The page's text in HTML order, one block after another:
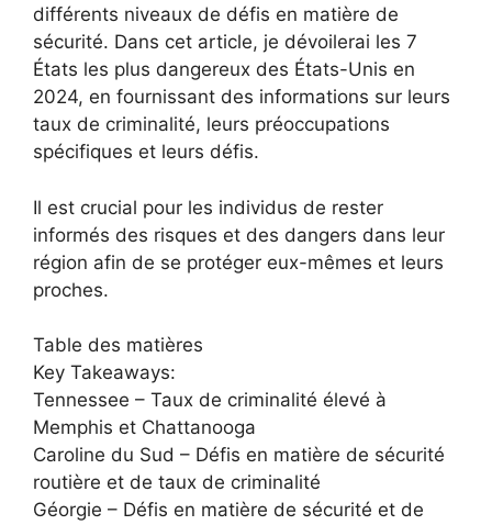
différents niveaux de défis en matière de
sécurité. Dans cet article, je dévoilerai les 7
États les plus dangereux des États-Unis en
2024, en fournissant des informations sur leurs
taux de criminalité, leurs préoccupations
spécifiques et leurs défis.
Il est crucial pour les individus de rester
informés des risques et des dangers dans leur
région afin de se protéger eux-mêmes et leurs
proches.
Table des matières
Key Takeaways:
Tennessee – Taux de criminalité élevé à
Memphis et Chattanooga
Caroline du Sud – Défis en matière de sécurité
routière et de taux de criminalité
Géorgie – Défis en matière de sécurité et de